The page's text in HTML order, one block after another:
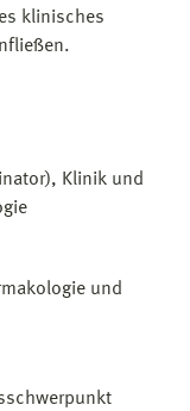
klinisches
Klinik und
und